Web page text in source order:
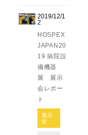
2019/12/1
2
HOSPEX
JAPAN20
19 病院設
備機器
展 展示
会レポー
ト
展示
会